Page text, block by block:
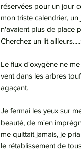
réservées pour un jour
mon triste calendrier,
n'avaient plus de place
Cherchez un lit
Le flux d'oxygène ne
vent dans les arbres
agaçant.
Je fermai les yeux sur
beauté, de m'en
me quittait jamais, je
le rétablissement de